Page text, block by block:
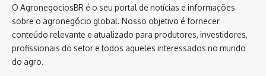
O AgronegociosBR é o seu portal de notícias e informações
sobre o agronegócio global. Nosso objetivo é fornecer
conteúdo relevante e atualizado para produtores, investidores,
profissionais do setor e todos aqueles interessados no mundo
do agro.